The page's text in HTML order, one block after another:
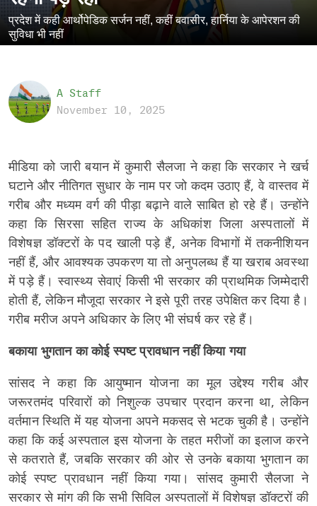
प्रदेश में कही आर्थोपेडिक सर्जन नहीं, कहीं बवासीर, हार्निया के आपेरशन की
सुविधा भी नहीं
A Staff
November 10, 2025
मीडिया को जारी बयान में कुमारी सैलजा ने कहा कि सरकार ने खर्च
घटाने और नीतिगत सुधार के नाम पर जो कदम उठाए हैं, वे वास्तव में
गरीब और मध्यम वर्ग की पीड़ा बढ़ाने वाले साबित हो रहे हैं। उन्होंने
कहा कि सिरसा सहित राज्य के अधिकांश जिला अस्पतालों में
विशेषज्ञ डॉक्टरों के पद खाली पड़े हैं, अनेक विभागों में तकनीशियन
नहीं हैं, और आवश्यक उपकरण या तो अनुपलब्ध हैं या खराब अवस्था
में पड़े हैं। स्वास्थ्य सेवाएं किसी भी सरकार की प्राथमिक जिम्मेदारी
होती हैं, लेकिन मौजूदा सरकार ने इसे पूरी तरह उपेक्षित कर दिया है।
गरीब मरीज अपने अधिकार के लिए भी संघर्ष कर रहे हैं।
बकाया भुगतान का कोई स्पष्ट प्रावधान नहीं किया गया
सांसद ने कहा कि आयुष्मान योजना का मूल उद्देश्य गरीब और
जरूरतमंद परिवारों को निशुल्क उपचार प्रदान करना था, लेकिन
वर्तमान स्थिति में यह योजना अपने मकसद से भटक चुकी है। उन्होंने
कहा कि कई अस्पताल इस योजना के तहत मरीजों का इलाज करने
से कतराते हैं, जबकि सरकार की ओर से उनके बकाया भुगतान का
कोई स्पष्ट प्रावधान नहीं किया गया। सांसद कुमारी सैलजा ने
सरकार से मांग की कि सभी सिविल अस्पतालों में विशेषज्ञ डॉक्टरों की